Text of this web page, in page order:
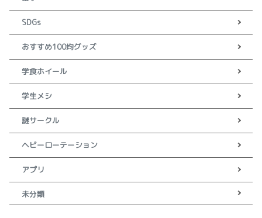
SDGs
おすすめ100均グッズ
学食ホイール
学生メシ
謎サークル
ヘビーローテーション
アプリ
未分類